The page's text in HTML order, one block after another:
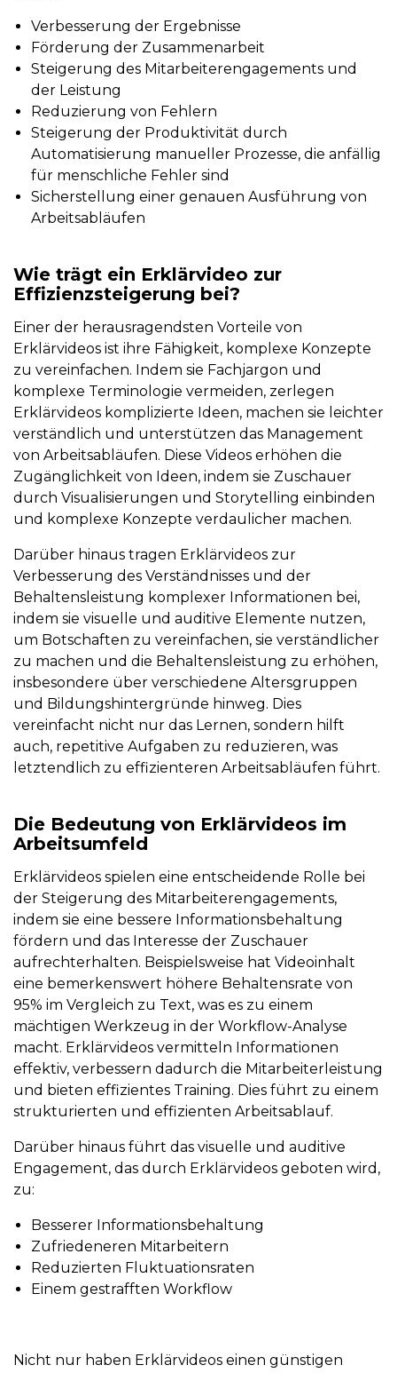
Verbesserung der Ergebnisse
Förderung der Zusammenarbeit
Steigerung des Mitarbeiterengagements und
der Leistung
Reduzierung von Fehlern
Steigerung der Produktivität durch
Automatisierung manueller Prozesse, die anfällig
für menschliche Fehler sind
Sicherstellung einer genauen Ausführung von
Arbeitsabläufen
Wie trägt ein Erklärvideo zur
Effizienzsteigerung bei?
Einer der herausragendsten Vorteile von
Erklärvideos ist ihre Fähigkeit, komplexe Konzepte
zu vereinfachen. Indem sie Fachjargon und
komplexe Terminologie vermeiden, zerlegen
Erklärvideos komplizierte Ideen, machen sie leichter
verständlich und unterstützen das Management
von Arbeitsabläufen. Diese Videos erhöhen die
Zugänglichkeit von Ideen, indem sie Zuschauer
durch Visualisierungen und Storytelling einbinden
und komplexe Konzepte verdaulicher machen.
Darüber hinaus tragen Erklärvideos zur
Verbesserung des Verständnisses und der
Behaltensleistung komplexer Informationen bei,
indem sie visuelle und auditive Elemente nutzen,
um Botschaften zu vereinfachen, sie verständlicher
zu machen und die Behaltensleistung zu erhöhen,
insbesondere über verschiedene Altersgruppen
und Bildungshintergründe hinweg. Dies
vereinfacht nicht nur das Lernen, sondern hilft
auch, repetitive Aufgaben zu reduzieren, was
letztendlich zu effizienteren Arbeitsabläufen führt.
Die Bedeutung von Erklärvideos im
Arbeitsumfeld
Erklärvideos spielen eine entscheidende Rolle bei
der Steigerung des Mitarbeiterengagements,
indem sie eine bessere Informationsbehaltung
fördern und das Interesse der Zuschauer
aufrechterhalten. Beispielsweise hat Videoinhalt
eine bemerkenswert höhere Behaltensrate von
95% im Vergleich zu Text, was es zu einem
mächtigen Werkzeug in der Workflow-Analyse
macht. Erklärvideos vermitteln Informationen
effektiv, verbessern dadurch die Mitarbeiterleistung
und bieten effizientes Training. Dies führt zu einem
strukturierten und effizienten Arbeitsablauf.
Darüber hinaus führt das visuelle und auditive
Engagement, das durch Erklärvideos geboten wird,
zu:
Besserer Informationsbehaltung
Zufriedeneren Mitarbeitern
Reduzierten Fluktuationsraten
Einem gestrafften Workflow
Nicht nur haben Erklärvideos einen günstigen